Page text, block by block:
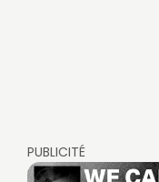
PUBLICITÉ